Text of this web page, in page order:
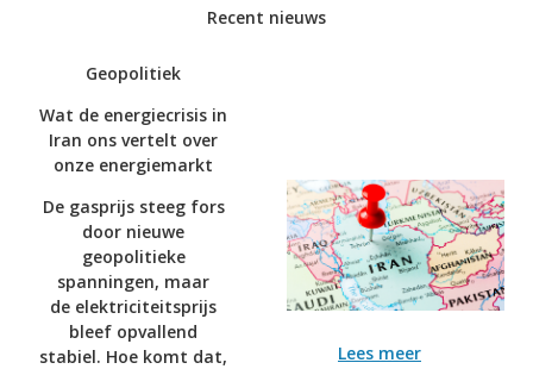
Recent nieuws
Geopolitiek
Wat de energiecrisis in
Iran ons vertelt over
onze energiemarkt
De gasprijs steeg fors
door nieuwe
geopolitieke
spanningen, maar
de elektriciteitsprijs
bleef opvallend
stabiel. Hoe komt dat,
Lees meer